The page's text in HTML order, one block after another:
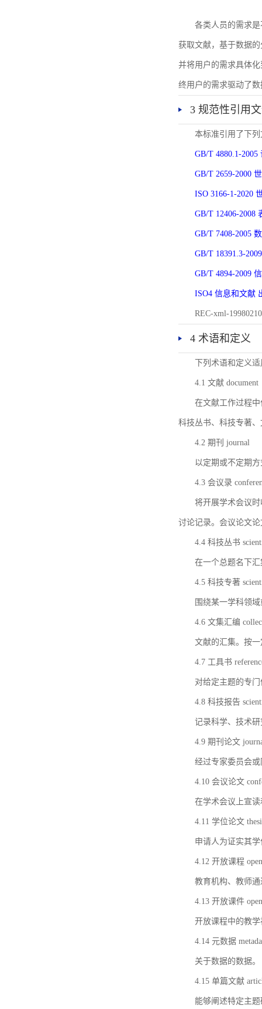
各类人员的需求
获取文献，基于数据
并将用户的需求具体
终用户的需求驱动了
3 规范性引用
本标准引用了下
GB/T 4880.1-
GB/T 2659-2000
ISO 3166-1-2020
GB/T 12406-2008
GB/T 7408-2005
GB/T 18391.3-
GB/T 4894-2009
ISO4 信息和文献
REC-xml-
4 术语和定义
下列术语和定义
4.1 文献 document
在文献工作过程
科技丛书、科技专著
4.2 期刊 journal
以定期或不定期
4.3 会议录
将开展学术会议
讨论记录。会议论文
4.4 科技丛书
在一个总题名下
4.5 科技专著
围绕某一学科领
4.6 文集汇编
文献的汇集。按
4.7 工具书
对给定主题的专
4.8 科技报告
记录科学、技术
4.9 期刊论文
经过专家委员会
4.10 会议论文
在学术会议上宣
4.11 学位论文
申请人为证实其
4.12 开放课程
教育机构、教师
4.13 开放课件
开放课程中的教
4.14 元数据
关于数据的数据。
4.15 单篇文献
能够阐述特定主